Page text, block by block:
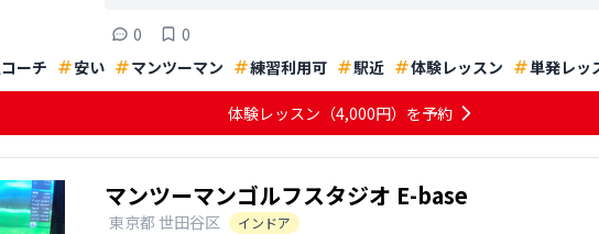
0
0
ーチ 安い マンツーマン 練習利用可 駅近 体験レッスン 単発レッ
体験レッスン （4,000円） を予約
マンツーマンゴルフスタジオ E-base
東京都 世田谷区
インドア